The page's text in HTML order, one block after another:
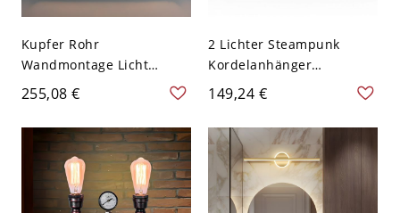
Kupfer Rohr
Wandmontage Licht
Moderne minimalistische
Stil Wandleuchte
Beleuchtung für
Schlafzimmer - 110V-120V
Messing 25,4 cm
255,08 €
2 Lichter Steampunk
Kordelanhänger
Kücheninsel mit
Glasschirm in Kohle und
einstellbarer
Aufhängelänge, 110-120V,
Schwarz, Warmes Licht,
36W
149,24 €